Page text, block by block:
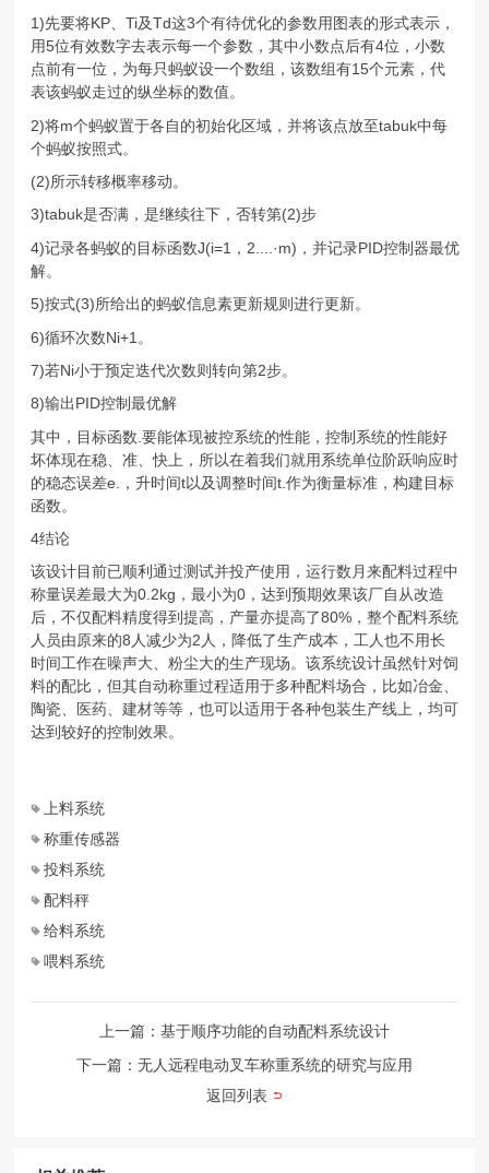
1)先要将KP、Ti及Td这3个有待优化的参数用图表的形式表示，
用5位有效数字去表示每一个参数，其中小数点后有4位，小数
点前有一位，为每只蚂蚁设一个数组，该数组有15个元素，代
表该蚂蚁走过的纵坐标的数值。
2)将m个蚂蚁置于各自的初始化区域，并将该点放至tabuk中每
个蚂蚁按照式。
(2)所示转移概率移动。
3)tabuk是否满，是继续往下，否转第(2)步
4)记录各蚂蚁的目标函数J(i=1，2....·m)，并记录PID控制器最优
解。
5)按式(3)所给出的蚂蚁信息素更新规则进行更新。
6)循环次数Ni+1。
7)若Ni小于预定迭代次数则转向第2步。
8)输出PID控制最优解
其中，目标函数.要能体现被控系统的性能，控制系统的性能好
坏体现在稳、准、快上，所以在着我们就用系统单位阶跃响应时
的稳态误差e.，升时间t以及调整时间t.作为衡量标准，构建目标
函数。
4结论
该设计目前已顺利通过测试并投产使用，运行数月来配料过程中
称量误差最大为0.2kg，最小为0，达到预期效果该厂自从改造
后，不仅配料精度得到提高，产量亦提高了80%，整个配料系统
人员由原来的8人减少为2人，降低了生产成本，工人也不用长
时间工作在噪声大、粉尘大的生产现场。该系统设计虽然针对饲
料的配比，但其自动称重过程适用于多种配料场合，比如冶金、
陶瓷、医药、建材等等，也可以适用于各种包装生产线上，均可
达到较好的控制效果。
上料系统
称重传感器
投料系统
配料秤
给料系统
喂料系统
上一篇：基于顺序功能的自动配料系统设计
返回列表
下一篇：无人远程电动叉车称重系统的研究与应用